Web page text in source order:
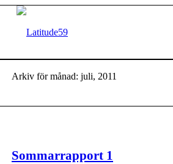
Arkiv för månad: juli, 2011
Sommarrapport 1